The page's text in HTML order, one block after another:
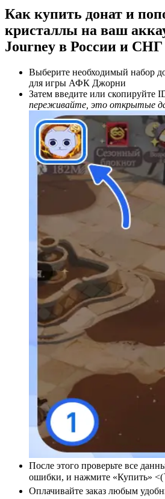
Как купить донат и
кристаллы на ваш
Journey в России и СНГ
Выберите необходимый набор
для игры АФК Джорни
Затем введите или скопируйте
переживайте, это открытые
После этого проверьте все
ошибки, и нажмите «Купить»
Оплачивайте заказ любым